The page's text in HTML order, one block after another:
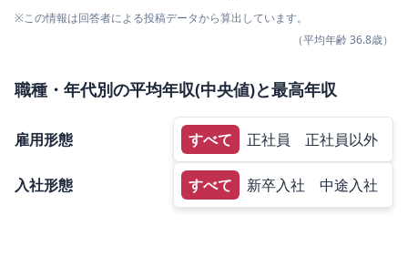
※この情報は回答者による投稿データから算出しています。
（平均年齢36.8歳）
職種・年代別の平均年収(中央値)と最高年収
雇用形態 すべて 正社員 正社員以外
入社形態 すべて 新卒入社 中途入社